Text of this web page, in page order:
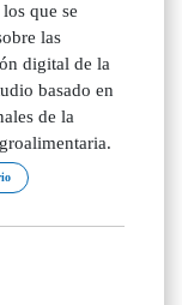
que se
las
digital de la
basado en
de la